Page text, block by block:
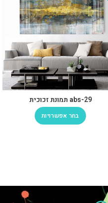
abs-29 תמונת זכוכית
בחר אפשרויות